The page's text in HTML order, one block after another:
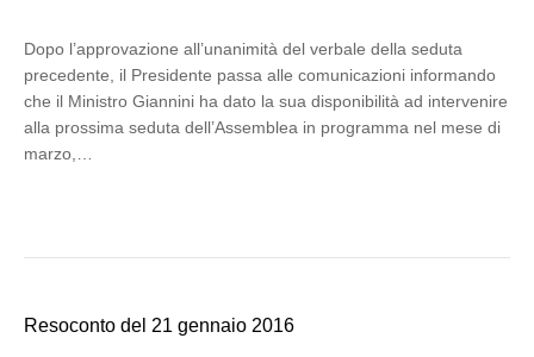
Dopo l’approvazione all’unanimità del verbale della seduta
precedente, il Presidente passa alle comunicazioni informando
che il Ministro Giannini ha dato la sua disponibilità ad intervenire
alla prossima seduta dell’Assemblea in programma nel mese di
marzo,…
Resoconto del 21 gennaio 2016